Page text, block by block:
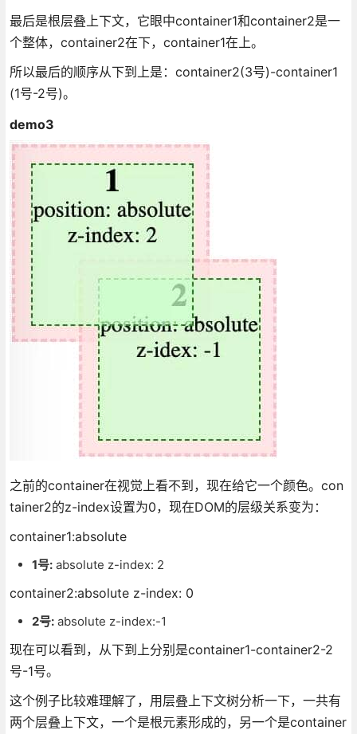
最后是根层叠上下文，它眼中container1和container2是一
个整体，container2在下，container1在上。
所以最后的顺序从下到上是：container2(3号)-container1
(1号-2号)。
demo3
之前的container在视觉上看不到，现在给它一个颜色。con
tainer2的z-index设置为0，现在DOM的层级关系变为：
container1:absolute
1号:absolute z-index: 2
container2:absolute z-index: 0
2号:absolute z-index:-1
现在可以看到，从下到上分别是container1-container2-2
号-1号。
这个例子比较难理解了，用层叠上下文树分析一下，一共有
两个层叠上下文，一个是根元素形成的，另一个是container